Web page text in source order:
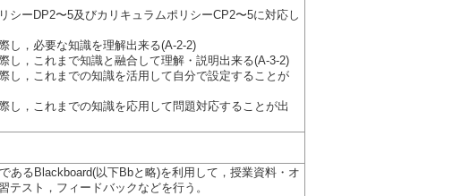
シーDP2〜5及びカリキュラムポリシーCP2〜5に対応し
し，必要な知識を理解出来る(A-2-2)
し，これまで知識と融合して理解・説明出来る(A-3-2)
し，これまでの知識を活用して自分で設定することが
し，これまでの知識を応用して問題対応することが出
あるBlackboard(以下Bbと略)を利用して，授業資料・オ
テスト，フィードバックなどを行う。